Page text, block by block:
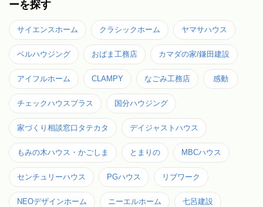
ーを探す
サイエンスホーム クラシックホーム ヤマサハウス
ベルハウジング おばま工務店 カマダの家/鎌田建設
アイフルホーム CLAMPY なごみ工務店 感動
チェックハウスプラス 国分ハウジング
家づくり相談窓口タテカタ デイジャストハウス
もみの木ハウス・かごしま とまりの MBCハウス
センチュリーハウス PGハウス リブワーク
NEOデザインホーム ニーエルホーム 七呂建設